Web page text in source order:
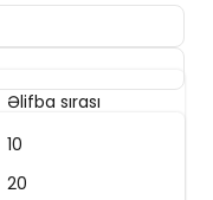
Əlifba sırası
Ən son
10
20